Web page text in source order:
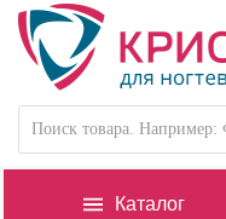
Каталог